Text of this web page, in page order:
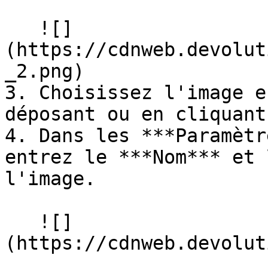
(https://
_2.png)
3. Choisissez
déposant ou en
4. Dans les
entrez le ***Nom***
l'image.
(https://